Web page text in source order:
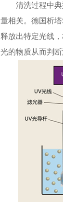
清洗过程中
量相关。德国析
释放出特定光线
光的物质从而判